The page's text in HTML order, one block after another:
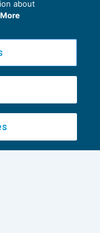
about
More